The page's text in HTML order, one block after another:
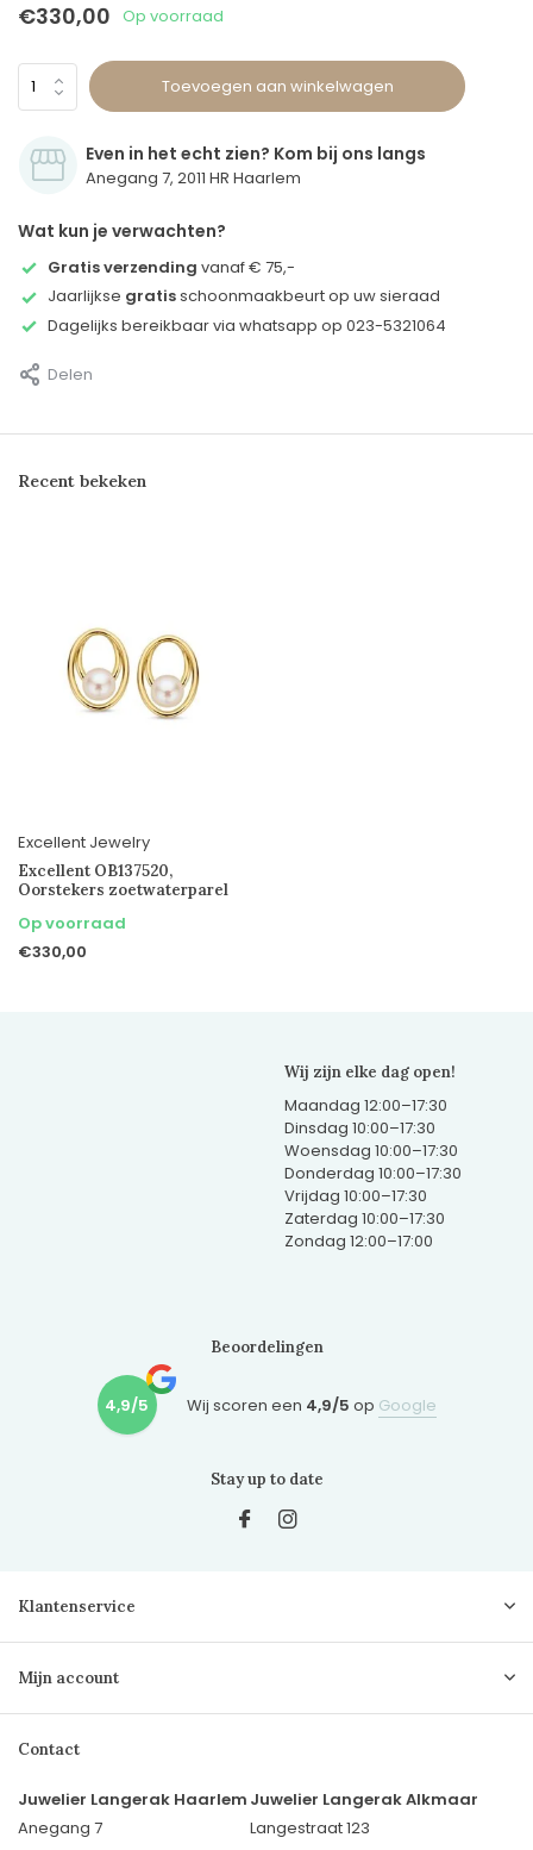
€330,00 Op voorraad
Toevoegen aan winkelwagen
Even in het echt zien? Kom bij ons langs
Anegang 7, 2011 HR Haarlem
Wat kun je verwachten?
Gratis verzending vanaf € 75,-
Jaarlijkse gratisschoonmaakbeurt op uw sieraad
Dagelijks bereikbaar via whatsapp op 023-5321064
Delen
Recent bekeken
Excellent Jewelry
Excellent OB137520,
Oorstekers zoetwaterparel
Op voorraad
€330,00
Wij zijn elke dag open!
Maandag 12:00–17:30
Dinsdag 10:00–17:30
Woensdag 10:00–17:30
Donderdag 10:00–17:30
Vrijdag 10:00–17:30
Zaterdag 10:00–17:30
Zondag 12:00–17:00
Beoordelingen
4,9/5 Wij scoren een 4,9/5 op Google
Stay up to date
Klantenservice
Mijn account
Contact
Juwelier Langerak Haarlem
Anegang 7
Juwelier Langerak Alkmaar
Langestraat 123